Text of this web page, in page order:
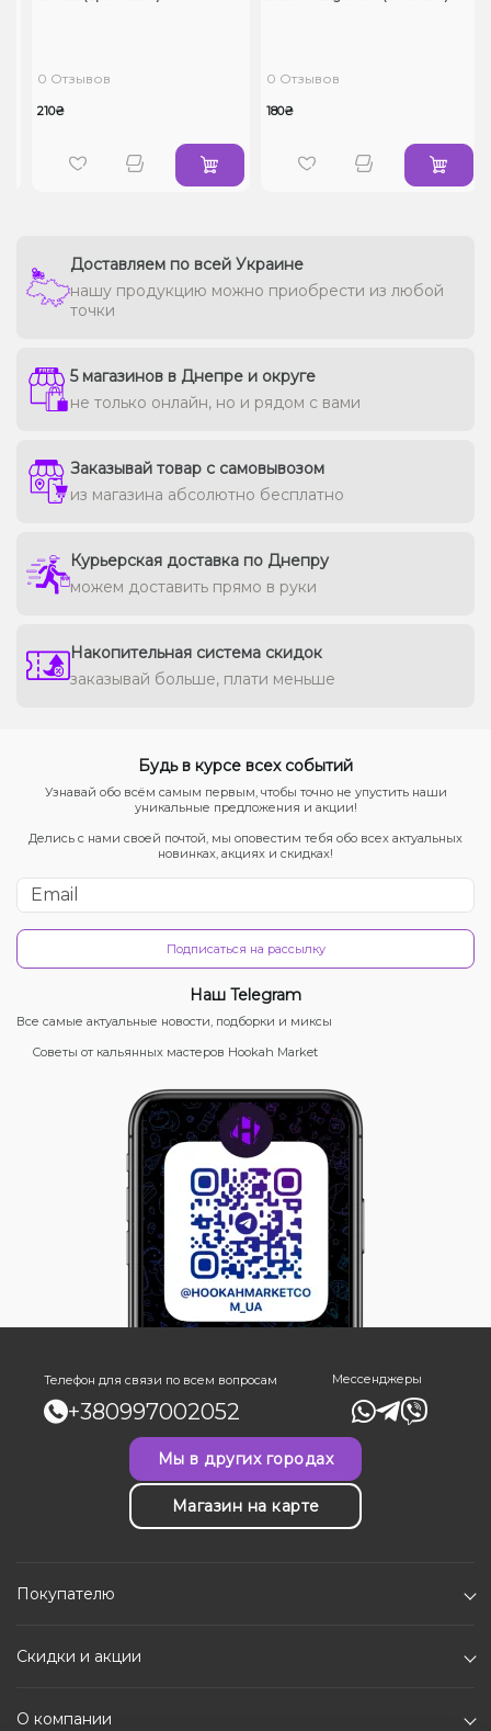
0 Отзывов
210₴
0 Отзывов
180₴
Доставляем по всей Украине
нашу продукцию можно приобрести из любой
точки
5 магазинов в Днепре и округе
не только онлайн, но и рядом с вами
Заказывай товар с самовывозом
из магазина абсолютно бесплатно
Курьерская доставка по Днепру
можем доставить прямо в руки
Накопительная система скидок
заказывай больше, плати меньше
Будь в курсе всех событий
Узнавай обо всём самым первым, чтобы точно не упустить наши
уникальные предложения и акции!
Делись с нами своей почтой, мы оповестим тебя обо всех актуальных
новинках, акциях и скидках!
Подписаться на рассылку
Наш Telegram
Все самые актуальные новости, подборки и миксы
Советы от кальянных мастеров Hookah Market
Телефон для связи по всем вопросам
+380997002052
Мессенджеры
Мы в других городах
Магазин на карте
Покупателю
Скидки и акции
О компании